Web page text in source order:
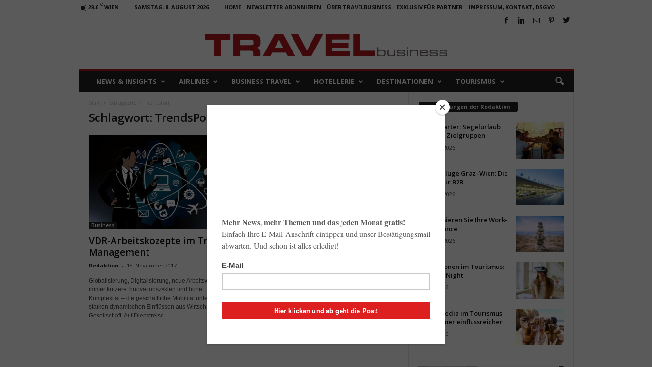
29.6 C WIEN SAMSTAG, 8. AUGUST 2026 HOME NEWSLETTER ABONNIEREN ÜBER TRAVELBUSINESS EXKLUSIV FÜR PARTNER IMPRESSUM, KONTAKT, DSGVO
A
NEWS & INSIGHTS AIRLINES BUSINESS TRAVEL HOTELLERIE DESTINATIONEN TOURISMUS
Schlagwort: TrendsPort
Business
VDR-Arbeitskozepte im Travel
Management
Redaktion - 15. November 2017 1
Globalisierung, Digitalisierung, neue Arbeitswelten,
immer kürzere Innovationszyklen und hohe
Komplexität – die geschäftliche Mobilität unterliegt
starken dynamischen Einflüssen aus Wirtschaft und
Gesellschaft. Auf Dienstreise...
Empfehlungen der Redaktion
Kojencharter: Segelurlaub
für neue Zielgruppen
5. August 2026
Aus für Flüge Graz–Wien: Die
Folgen für B2B
4. August 2026
So optimieren Sie Ihre Work-
Life-Balance
3. August 2026
Innovationen im Tourismus:
Start-up Night
31. Juli 2026
Social Media im Tourismus
wird immer einflussreicher
30. Juli 2026